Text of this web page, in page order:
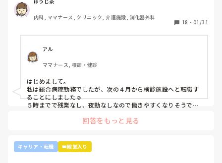
てないですし、病棟での臨床経験を積んで学んでいきたいと
気持ちがあります。
・転職する 内科, ママナース, クリニック, 介護施設, 消化器外科
18 ・ 01/31
アル
ママナース, 検診・健診
はじめまして。
私は総合病院勤務でしたが、次の４月から検診施設へと転職す
ることにしました☺️
５時までで残業なし、夜勤なしなので働きやすくなりそうです
回答をもっと見る
キャリア・転職 👑殿堂入り